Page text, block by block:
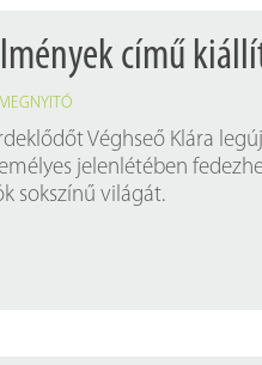
című
Véghseő Klára
jelenlétében
sokszínű világát.